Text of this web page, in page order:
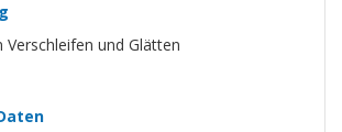
Verschleifen und Glätten